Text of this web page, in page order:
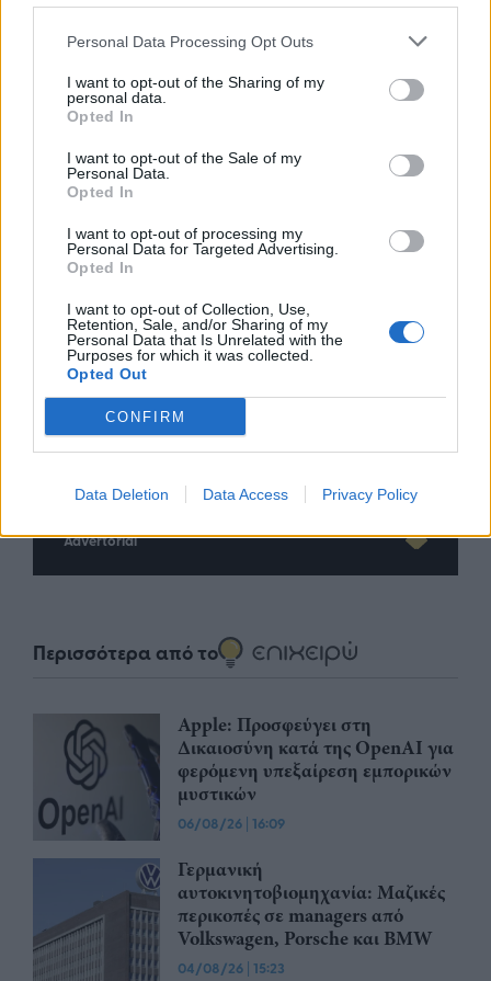
Personal Data Processing Opt Outs
I want to opt-out of the Sharing of my
personal data.
Opted In
I want to opt-out of the Sale of my
Personal Data.
Opted In
I want to opt-out of processing my
Personal Data for Targeted Advertising.
Opted In
I want to opt-out of Collection, Use,
Retention, Sale, and/or Sharing of my
Personal Data that Is Unrelated with the
Purposes for which it was collected.
Opted Out
CONFIRM
Data Deletion Data Access Privacy Policy
TP Greece: Πώς διαμορφώνεται το
μέλλον του Insurance στην εποχή του AI
Advertorial
Περισσότερα από το
Apple: Προσφεύγει στη
Δικαιοσύνη κατά της OpenAI για
φερόμενη υπεξαίρεση εμπορικών
μυστικών
06/08/26 | 16:09
Γερμανική
αυτοκινητοβιομηχανία: Μαζικές
περικοπές σε managers από
Volkswagen, Porsche και BMW
04/08/26 | 15:23